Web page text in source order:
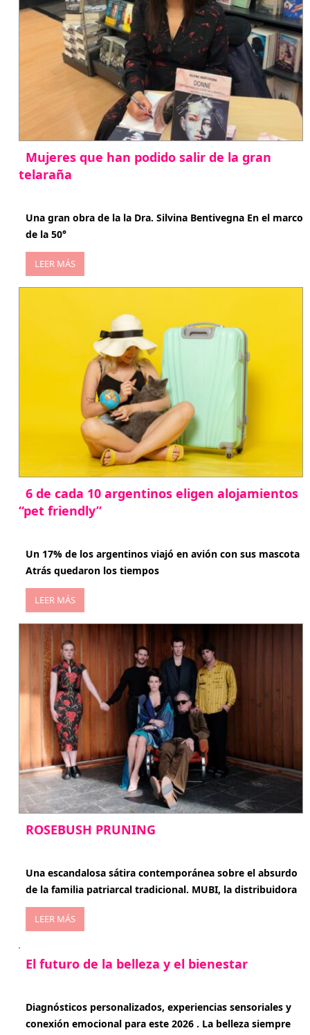
Mujeres que han podido salir de la gran
telaraña
Una gran obra de la la Dra. Silvina Bentivegna En el marco
de la 50°
LEER MÁS
6 de cada 10 argentinos eligen alojamientos
“pet friendly”
Un 17% de los argentinos viajó en avión con sus mascota
Atrás quedaron los tiempos
LEER MÁS
ROSEBUSH PRUNING
Una escandalosa sátira contemporánea sobre el absurdo
de la familia patriarcal tradicional. MUBI, la distribuidora
LEER MÁS
El futuro de la belleza y el bienestar
Diagnósticos personalizados, experiencias sensoriales y
conexión emocional para este 2026 . La belleza siempre